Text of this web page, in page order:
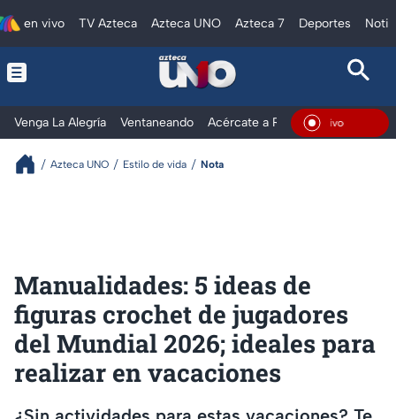
en vivo TV Azteca Azteca UNO Azteca 7 Deportes
Venga La Alegría Ventaneando Acércate a Rocío Al ExtremoEn
Azteca UNO Estilo de vida Nota
Manualidades: 5 ideas de
figuras crochet de jugadores
del Mundial 2026; ideales para
realizar en vacaciones